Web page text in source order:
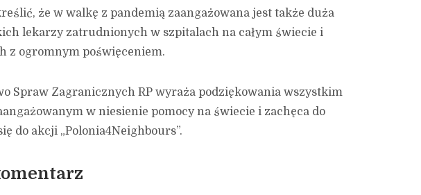
że w walkę z pandemią zaangażowana jest także duża
lekarzy zatrudnionych w szpitalach na całym świecie i
z ogromnym poświęceniem.
Spraw Zagranicznych RP wyraża podziękowania wszystkim
w niesienie pomocy na świecie i zachęca do
do akcji „Polonia4Neighbours”.